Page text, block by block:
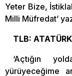
Yeter Bize,
Milli Müfredat’
TLB:
‘Açtığın
yürüyeceğime